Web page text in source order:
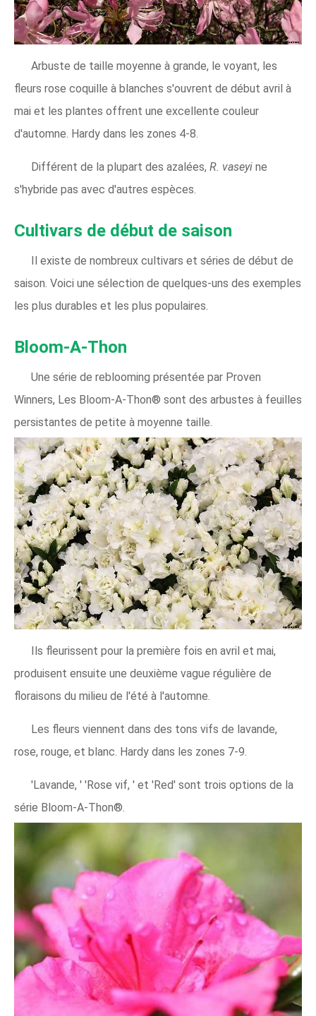
Arbuste de taille moyenne à grande, le voyant, les
fleurs rose coquille à blanches s'ouvrent de début avril à
mai et les plantes offrent une excellente couleur
d'automne. Hardy dans les zones 4-8.
Différent de la plupart des azalées, R. vaseyi ne
s'hybride pas avec d'autres espèces.
Cultivars de début de saison
Il existe de nombreux cultivars et séries de début de
saison. Voici une sélection de quelques-uns des exemples
les plus durables et les plus populaires.
Bloom-A-Thon
Une série de reblooming présentée par Proven
Winners, Les Bloom-A-Thon® sont des arbustes à feuilles
persistantes de petite à moyenne taille.
Ils fleurissent pour la première fois en avril et mai,
produisent ensuite une deuxième vague régulière de
floraisons du milieu de l'été à l'automne.
Les fleurs viennent dans des tons vifs de lavande,
rose, rouge, et blanc. Hardy dans les zones 7-9.
'Lavande, ' 'Rose vif, ' et 'Red' sont trois options de la
série Bloom-A-Thon®.